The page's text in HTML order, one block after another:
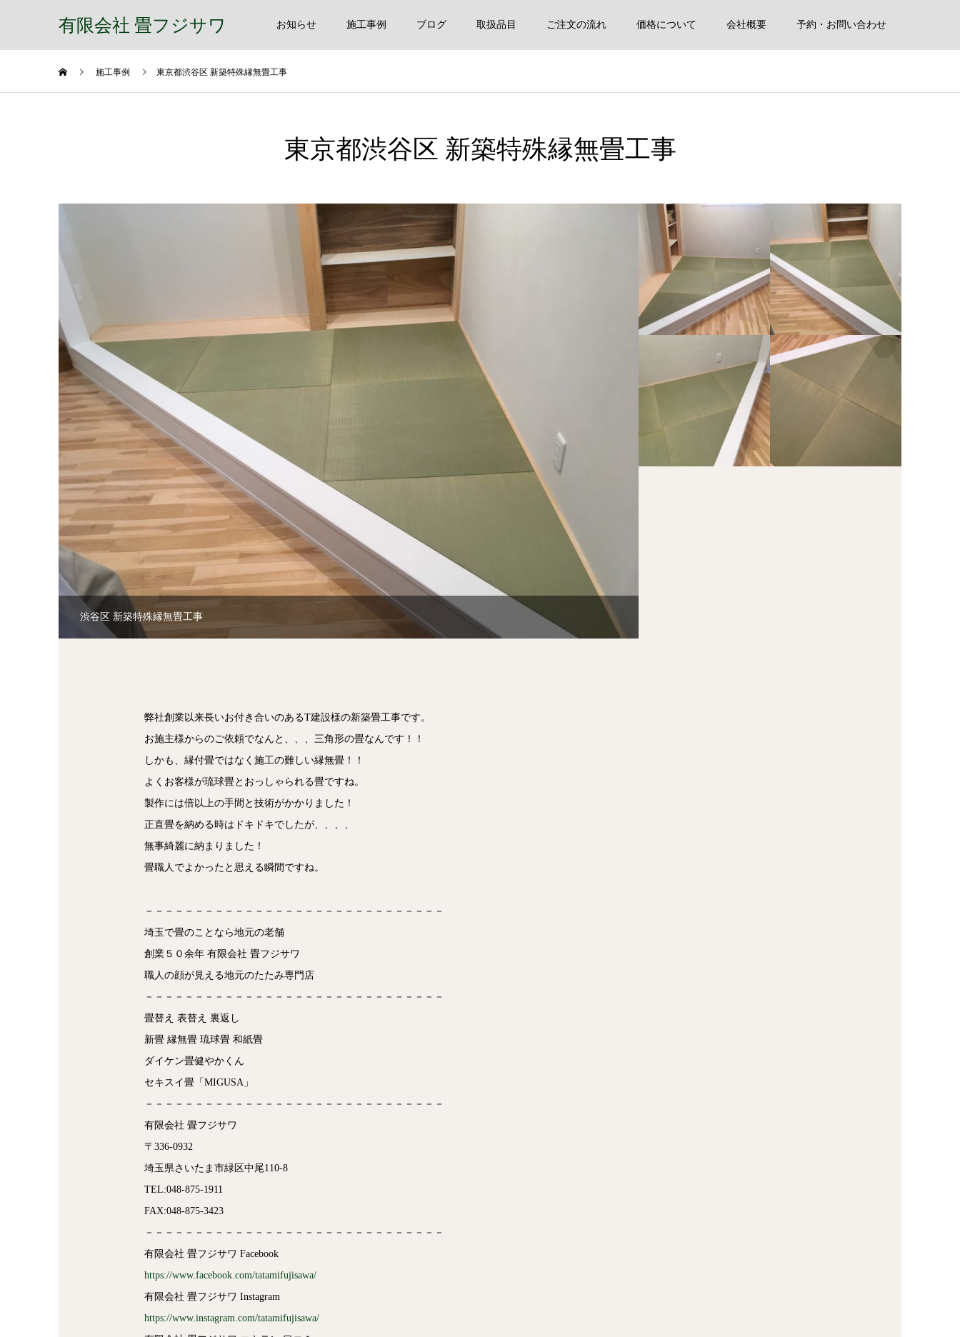
有限会社 畳フジサワ お知らせ 施工事例 ブログ 取扱品目 ご注文の流れ 価格について 会社概要 予約・お問い合わせ
施工事例 東京都渋谷区 新築特殊縁無畳工事
東京都渋谷区 新築特殊縁無畳工事
渋谷区 新築特殊縁無畳工事
弊社創業以来長いお付き合いのあるT建設様の新築畳工事です。
お施主様からのご依頼でなんと、、、三角形の畳なんです！！
しかも、縁付畳ではなく施工の難しい縁無畳！！
よくお客様が琉球畳とおっしゃられる畳ですね。
製作には倍以上の手間と技術がかかりました！
正直畳を納める時はドキドキでしたが、、、、
無事綺麗に納まりました！
畳職人でよかったと思える瞬間ですね。
－－－－－－－－－－－－－－－－－－－－－－－－－－－－－－
埼玉で畳のことなら地元の老舗
創業５０余年 有限会社 畳フジサワ
職人の顔が見える地元のたたみ専門店
－－－－－－－－－－－－－－－－－－－－－－－－－－－－－－
畳替え 表替え 裏返し
新畳 縁無畳 琉球畳 和紙畳
ダイケン畳健やかくん
セキスイ畳「MIGUSA」
－－－－－－－－－－－－－－－－－－－－－－－－－－－－－－
有限会社 畳フジサワ
〒336-0932
埼玉県さいたま市緑区中尾110-8
TEL:048-875-1911
FAX:048-875-3423
－－－－－－－－－－－－－－－－－－－－－－－－－－－－－－
有限会社 畳フジサワ Facebook
https://www.facebook.com/tatamifujisawa/
有限会社 畳フジサワ Instagram
https://www.instagram.com/tatamifujisawa/